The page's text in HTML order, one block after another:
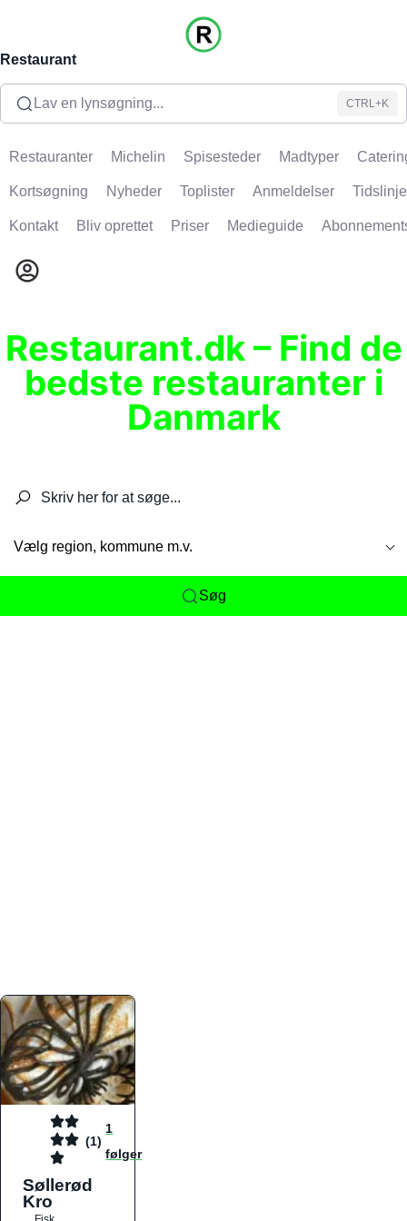
Restaurant
Lav en lynsøgning... CTRL+K
Restauranter Michelin Spisesteder Madtyper
Kortsøgning Nyheder Toplister Anmeldelser Tidslinje
Kontakt Bliv oprettet Priser Medieguide
Restaurant.dk – Find de
bedste restauranter i
Danmark
Vælg region, kommune m.v.
Søg
(1)
1
følger
Søllerød
Kro